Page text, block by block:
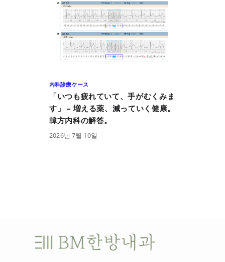
内科診療ケース
「いつも疲れていて、手がむくみま
す」 – 増える薬、減っていく健康。
韓方内科の解答。
2026년 7월 10일
비
엠